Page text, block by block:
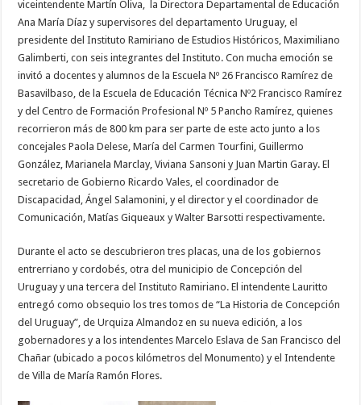
viceintendente Martín Oliva, la Directora Departamental de Educación
Ana María Díaz y supervisores del departamento Uruguay, el
presidente del Instituto Ramiriano de Estudios Históricos, Maximiliano
Galimberti, con seis integrantes del Instituto. Con mucha emoción se
invitó a docentes y alumnos de la Escuela Nº 26 Francisco Ramírez de
Basavilbaso, de la Escuela de Educación Técnica Nº2 Francisco Ramírez
y del Centro de Formación Profesional Nº 5 Pancho Ramírez, quienes
recorrieron más de 800 km para ser parte de este acto junto a los
concejales Paola Delese, María del Carmen Tourfini, Guillermo
González, Marianela Marclay, Viviana Sansoni y Juan Martin Garay. El
secretario de Gobierno Ricardo Vales, el coordinador de
Discapacidad, Ángel Salamonini, y el director y el coordinador de
Comunicación, Matías Giqueaux y Walter Barsotti respectivamente.
Durante el acto se descubrieron tres placas, una de los gobiernos
entrerriano y cordobés, otra del municipio de Concepción del
Uruguay y una tercera del Instituto Ramiriano. El intendente Lauritto
entregó como obsequio los tres tomos de “La Historia de Concepción
del Uruguay”, de Urquiza Almandoz en su nueva edición, a los
gobernadores y a los intendentes Marcelo Eslava de San Francisco del
Chañar (ubicado a pocos kilómetros del Monumento) y el Intendente
de Villa de María Ramón Flores.